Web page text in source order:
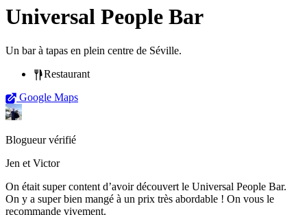
Universal People Bar
Un bar à tapas en plein centre de Séville.
Restaurant
Google Maps
Blogueur vérifié
Jen et Victor
On était super content d’avoir découvert le Universal People Bar.
On y a super bien mangé à un prix très abordable ! On vous le
recommande vivement.